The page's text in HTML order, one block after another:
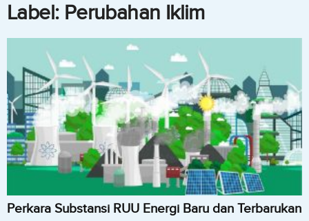
Label: Perubahan Iklim
Perkara Substansi RUU Energi Baru dan Terbarukan